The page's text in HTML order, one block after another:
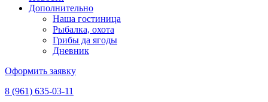
Дополнительно
Наша гостиница
Рыбалка, охота
Грибы да ягоды
Дневник
Оформить заявку
8 (961) 635-03-11